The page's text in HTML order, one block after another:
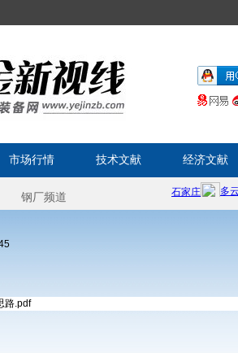
市场行情 技术文献 经济文献
路.pdf